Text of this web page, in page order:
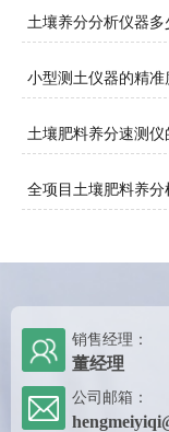
土壤养分分析仪器多
小型测土仪器的精准
土壤肥料养分速测
全项目土壤肥料养
销售经理：
董经理
公司邮箱：